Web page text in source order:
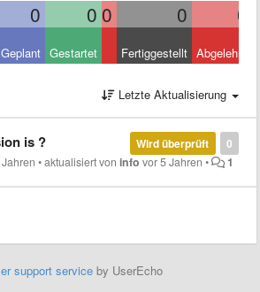
0 0 0 0 0
Geplant Gestartet Fertiggestellt Abgelehnt
Letzte Aktualisierung
0
Wird überprüft
is ?
•aktualisiert voninfo vor 5 Jahren • 1
support service by UserEcho